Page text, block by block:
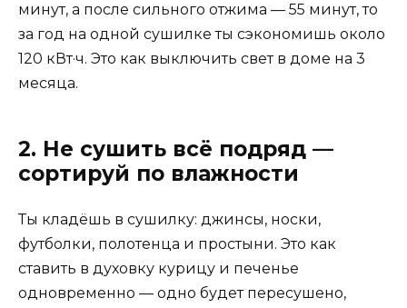
минут, а после сильного отжима — 55 минут, то
за год на одной сушилке ты сэкономишь около
120 кВт·ч. Это как выключить свет в доме на 3
месяца.
2. Не сушить всё подряд —
сортируй по влажности
Ты кладёшь в сушилку: джинсы, носки,
футболки, полотенца и простыни. Это как
ставить в духовку курицу и печенье
одновременно — одно будет пересушено,